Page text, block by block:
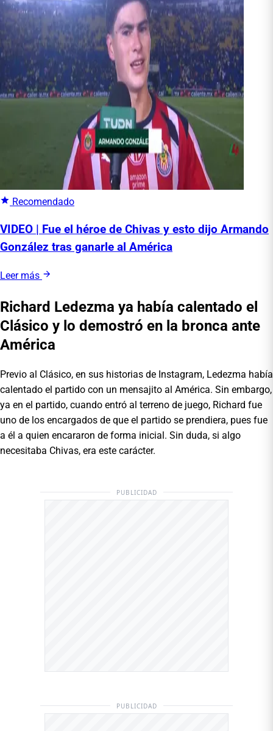
Recomendado
VIDEO | Fue el héroe de Chivas y esto dijo Armando
González tras ganarle al América
Leer más
Richard Ledezma ya había calentado el
Clásico y lo demostró en la bronca ante
América
Previo al Clásico, en sus historias de Instagram, Ledezma había
calentado el partido con un mensajito al América. Sin embargo,
ya en el partido, cuando entró al terreno de juego, Richard fue
uno de los encargados de que el partido se prendiera, pues fue
a él a quien encararon de forma inicial. Sin duda, si algo
necesitaba Chivas, era este carácter.
PUBLICIDAD
PUBLICIDAD